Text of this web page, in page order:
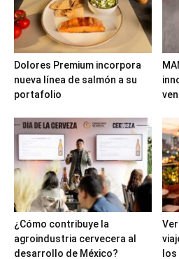
Dolores Premium incorpora
nueva línea de salmón a su
portafolio
¿Cómo contribuye la
agroindustria cervecera al
desarrollo de México?